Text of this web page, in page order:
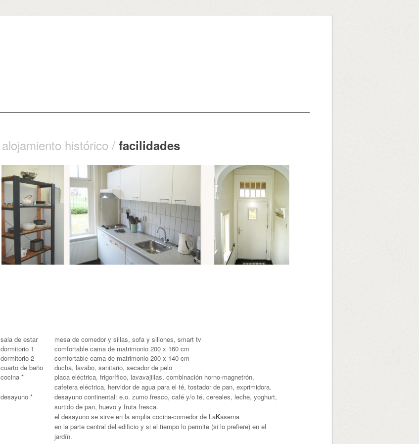
alojamiento histórico / facilidades
sala de estar
mesa de comedor y sillas, sofa y sillones, smart tv
dormitorio 1
comfortable cama de matrimonio 200 x 160 cm
dormitorio 2
comfortable cama de matrimonio 200 x 140 cm
cuarto de baño
ducha, lavabo, sanitario, secador de pelo
cocina *
placa eléctrica, frigorífico, lavavajillas, combinación horno-magnetrón,
cafetera eléctrica, hervidor de agua para el té, tostador de pan, exprimidora.
desayuno *
desayuno continental: e.o. zumo fresco, café y/o té, cereales, leche, yoghurt,
surtido de pan, huevo y fruta fresca.
el desayuno se sirve en la amplia cocina-comedor de LaKaserna
en la parte central del edificio y si el tiempo lo permite (si lo prefiere) en el
jardín.